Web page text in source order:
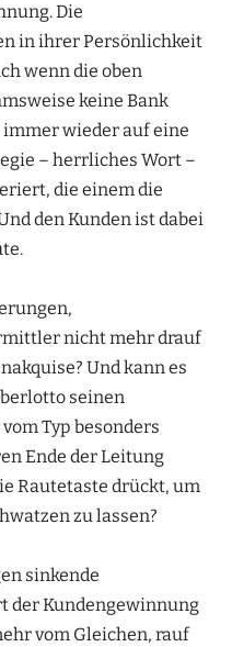
Die
in ihrer Persönlichkeit
wenn die oben
keine Bank
wieder auf eine
– herrliches Wort –
die einem die
den Kunden ist dabei
nicht mehr drauf
Und kann es
seinen
Typ besonders
Ende der Leitung
Rautetaste drückt, um
zu lassen?
sinkende
der Kundengewinnung
vom Gleichen, rauf